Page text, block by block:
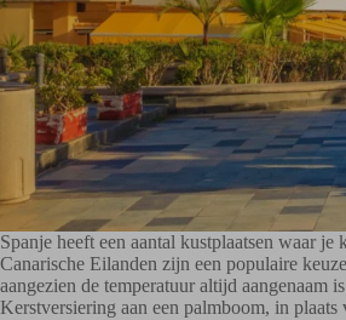
Spanje heeft een aantal kustplaatsen waar
Canarische Eilanden zijn een populaire
aangezien de temperatuur altijd aangenaam
Kerstversiering aan een palmboom, in